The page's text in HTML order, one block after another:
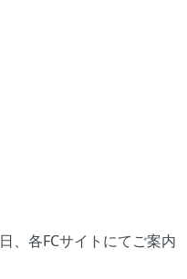
各FCサイトにてご案内